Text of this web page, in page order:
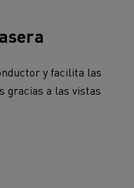
y facilita las
gracias a las vistas